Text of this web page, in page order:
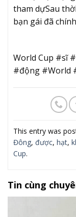
tham dựSau
bạn gái đã
World Cup #sĩ
#động #World
This entry was
Đông, được, hạt,
Cup.
Tin cùng